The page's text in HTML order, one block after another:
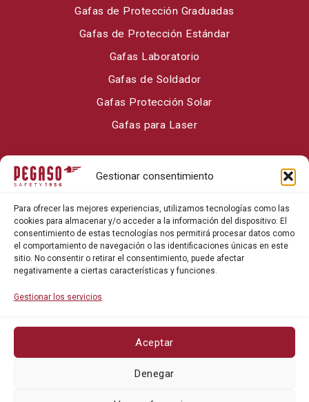
Gestionar consentimiento
Para ofrecer las mejores experiencias, utilizamos tecnologías como las
cookies para almacenar y/o acceder a la información del dispositivo. El
consentimiento de estas tecnologías nos permitirá procesar datos como
el comportamiento de navegación o las identificaciones únicas en este
sitio. No consentir o retirar el consentimiento, puede afectar
negativamente a ciertas características y funciones.
Gestionar los servicios
Aceptar
Denegar
Gafas de Protección Graduadas
Gafas de Protección Estándar
Gafas Laboratorio
Gafas de Soldador
Gafas Protección Solar
Gafas para Laser
Sobre Pegaso Safety
Blog
Política de cookies